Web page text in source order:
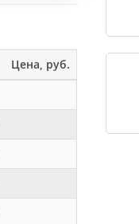
Цена, руб.